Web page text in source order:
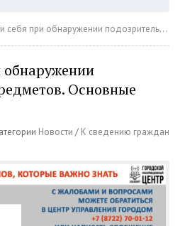
обнаружении подозрительных предметов. Основные правила
обнаружении
Основные
Новости / К сведению граждан